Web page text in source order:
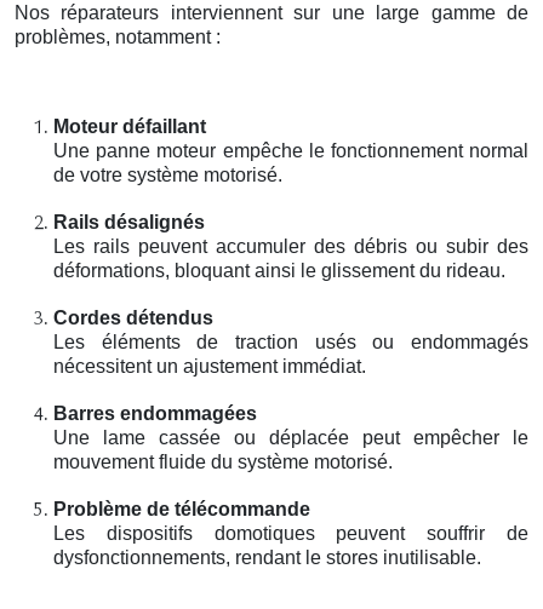
Nos réparateurs interviennent sur une large gamme de
problèmes, notamment :
Moteur défaillant
Une panne moteur empêche le fonctionnement normal
de votre système motorisé.
Rails désalignés
Les rails peuvent accumuler des débris ou subir des
déformations, bloquant ainsi le glissement du rideau.
Cordes détendus
Les éléments de traction usés ou endommagés
nécessitent un ajustement immédiat.
Barres endommagées
Une lame cassée ou déplacée peut empêcher le
mouvement fluide du système motorisé.
Problème de télécommande
Les dispositifs domotiques peuvent souffrir de
dysfonctionnements, rendant le stores inutilisable.